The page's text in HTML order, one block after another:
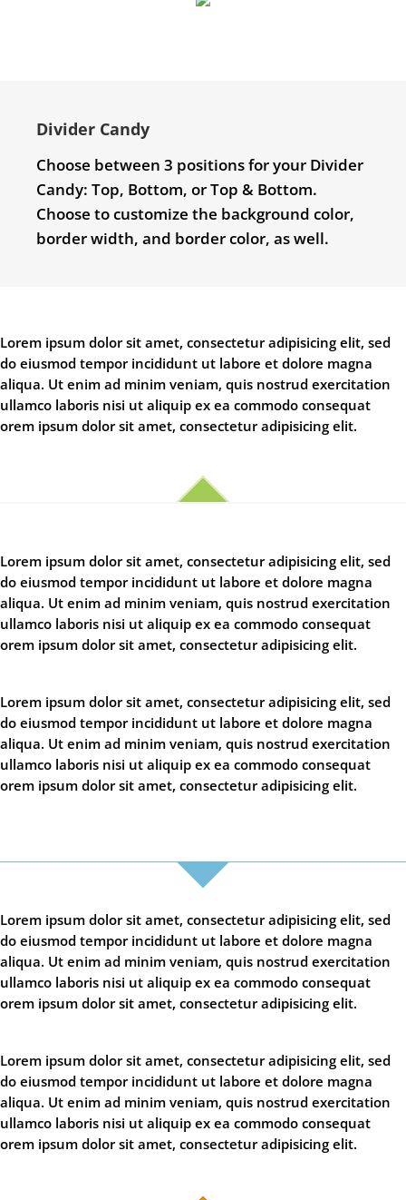
Divider Candy
Choose between 3 positions for your Divider
Candy: Top, Bottom, or Top & Bottom.
Choose to customize the background color,
border width, and border color, as well.
Lorem ipsum dolor sit amet, consectetur adipisicing elit, sed
do eiusmod tempor incididunt ut labore et dolore magna
aliqua. Ut enim ad minim veniam, quis nostrud exercitation
ullamco laboris nisi ut aliquip ex ea commodo consequat
orem ipsum dolor sit amet, consectetur adipisicing elit.
Lorem ipsum dolor sit amet, consectetur adipisicing elit, sed
do eiusmod tempor incididunt ut labore et dolore magna
aliqua. Ut enim ad minim veniam, quis nostrud exercitation
ullamco laboris nisi ut aliquip ex ea commodo consequat
orem ipsum dolor sit amet, consectetur adipisicing elit.
Lorem ipsum dolor sit amet, consectetur adipisicing elit, sed
do eiusmod tempor incididunt ut labore et dolore magna
aliqua. Ut enim ad minim veniam, quis nostrud exercitation
ullamco laboris nisi ut aliquip ex ea commodo consequat
orem ipsum dolor sit amet, consectetur adipisicing elit.
Lorem ipsum dolor sit amet, consectetur adipisicing elit, sed
do eiusmod tempor incididunt ut labore et dolore magna
aliqua. Ut enim ad minim veniam, quis nostrud exercitation
ullamco laboris nisi ut aliquip ex ea commodo consequat
orem ipsum dolor sit amet, consectetur adipisicing elit.
Lorem ipsum dolor sit amet, consectetur adipisicing elit, sed
do eiusmod tempor incididunt ut labore et dolore magna
aliqua. Ut enim ad minim veniam, quis nostrud exercitation
ullamco laboris nisi ut aliquip ex ea commodo consequat
orem ipsum dolor sit amet, consectetur adipisicing elit.